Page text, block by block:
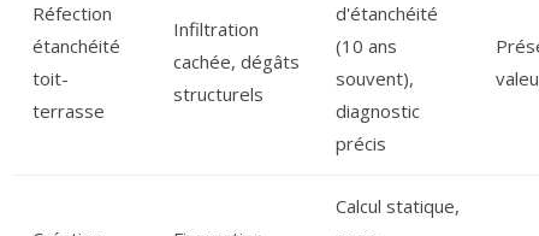
Réfection
étanchéité
toit-
terrasse
Infiltration
cachée, dégâts
structurels
d'étanchéité
(10 ans
souvent),
diagnostic
précis
Calcul statique,